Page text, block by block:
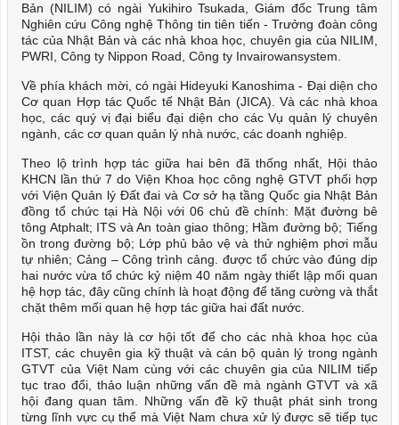
Bản (NILIM) có ngài Yukihiro Tsukada, Giám đốc Trung tâm
Nghiên cứu Công nghệ Thông tin tiên tiến - Trưởng đoàn công
tác của Nhật Bản và các nhà khoa học, chuyên gia của NILIM,
PWRI, Công ty Nippon Road, Công ty Invairowansystem.
Về phía khách mời, có ngài Hideyuki Kanoshima - Đại diện cho
Cơ quan Hợp tác Quốc tế Nhật Bản (JICA). Và các nhà khoa
học, các quý vị đại biểu đại diện cho các Vụ quản lý chuyên
ngành, các cơ quan quản lý nhà nước, các doanh nghiệp.
Theo lộ trình hợp tác giữa hai bên đã thống nhất, Hội thảo
KHCN lần thứ 7 do Viện Khoa học công nghệ GTVT phối hợp
với Viện Quản lý Đất đai và Cơ sở hạ tầng Quốc gia Nhật Bản
đồng tổ chức tại Hà Nội với 06 chủ đề chính: Mặt đường bê
tông Atphalt; ITS và An toàn giao thông; Hầm đường bộ; Tiếng
ồn trong đường bộ; Lớp phủ bảo vệ và thử nghiệm phơi mẫu
tự nhiên; Cảng – Công trình cảng. được tổ chức vào đúng dịp
hai nước vừa tổ chức kỷ niệm 40 năm ngày thiết lập mối quan
hệ hợp tác, đây cũng chính là hoạt động để tăng cường và thắt
chặt thêm mối quan hệ hợp tác giữa hai đất nước.
Hội thảo lần này là cơ hội tốt để cho các nhà khoa học của
ITST, các chuyên gia kỹ thuật và cán bộ quản lý trong ngành
GTVT của Việt Nam cùng với các chuyên gia của NILIM tiếp
tục trao đổi, thảo luận những vấn đề mà ngành GTVT và xã
hội đang quan tâm. Những vấn đề kỹ thuật phát sinh trong
từng lĩnh vực cụ thể mà Việt Nam chưa xử lý được sẽ tiếp tục